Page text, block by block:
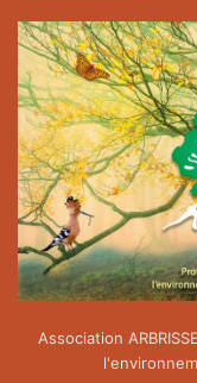
Association